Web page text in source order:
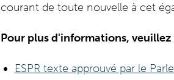
courant de toute nouvelle à cet
Pour plus d'informations,
ESPR texte approuvé par le